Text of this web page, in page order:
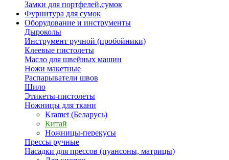
Замки для портфелей,сумок
Фурнитура для сумок
Оборудование и инструменты
Дыроколы
Инструмент ручной (пробойники)
Клеевые пистолеты
Масло для швейных машин
Ножи макетные
Распарыватели швов
Шило
Этикеты-пистолеты
Ножницы для ткани
Kramet (Беларусь)
Китай
Ножницы-перекусы
Прессы ручные
Насадки для прессов (пуансоны, матрицы)